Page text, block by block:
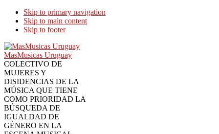
Skip to primary navigation
Skip to main content
Skip to footer
MasMusicas Uruguay
COLECTIVO DE
MUJERES Y
DISIDENCIAS DE LA
MÚSICA QUE TIENE
COMO PRIORIDAD LA
BÚSQUEDA DE
IGUALDAD DE
GÉNERO EN LA